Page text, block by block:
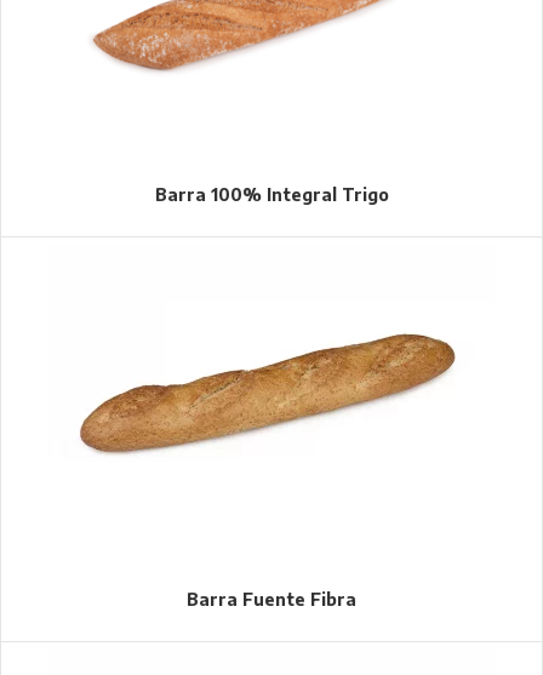
Barra 100% Integral Trigo
Barra Fuente Fibra